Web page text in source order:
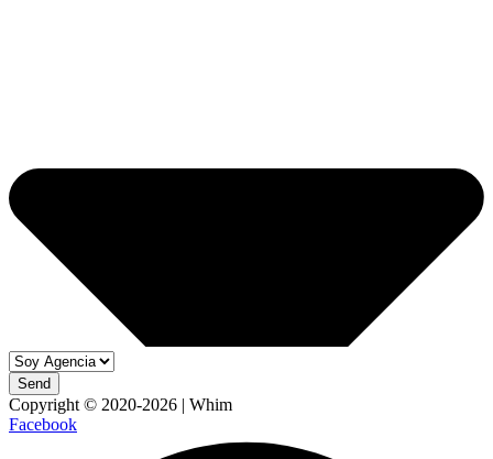
Send
Copyright © 2020-2026 | Whim
Facebook